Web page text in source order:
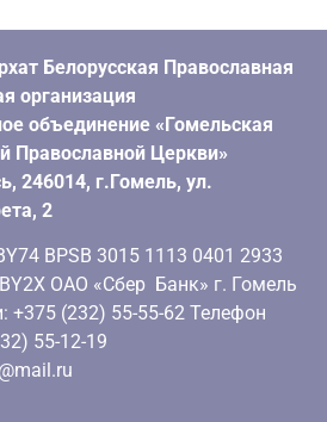
Белорусская Православная
организация
объединение «Гомельская
Православной Церкви»
246014, г.Гомель, ул.
2
BPSB 3015 1113 0401 2933
ОАО «Сбер Банк» г. Гомель
+375 (232) 55-55-62 Телефон
55-12-19